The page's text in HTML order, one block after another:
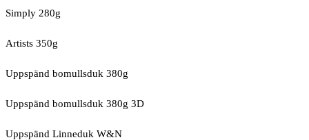
Simply 280g
Artists 350g
Uppspänd bomullsduk 380g
Uppspänd bomullsduk 380g 3D
Uppspänd Linneduk W&N